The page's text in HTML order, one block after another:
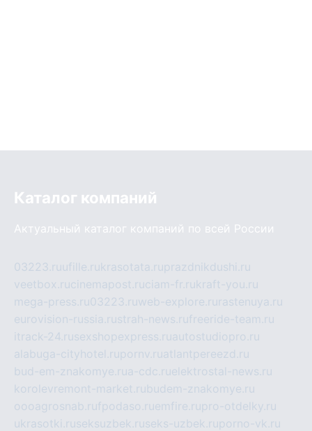
Каталог компаний
Актуальный каталог компаний по всей России
03223.ruufille.rukrasotata.ruprazdnikdushi.ru
veetbox.rucinemapost.ruciam-fr.rukraft-you.ru
mega-press.ru03223.ruweb-explore.ru rastenuya.ru
eurovision-russia.rustrah-news.rufreeride-team.ru
itrack-24.rusexshopexpress.ruautostudiopro.ru
alabuga-cityhotel.rupornv.ruatlantpereezd.ru
bud-em-znakomye.rua-cdc.ruelektrostal-news.ru
korolevremont-market.rubudem-znakomye.ru
oooagrosnab.rufpodaso.ruemfire.rupro-otdelky.ru
ukrasotki.ruseksuzbek.ruseks-uzbek.ruporno-vk.ru